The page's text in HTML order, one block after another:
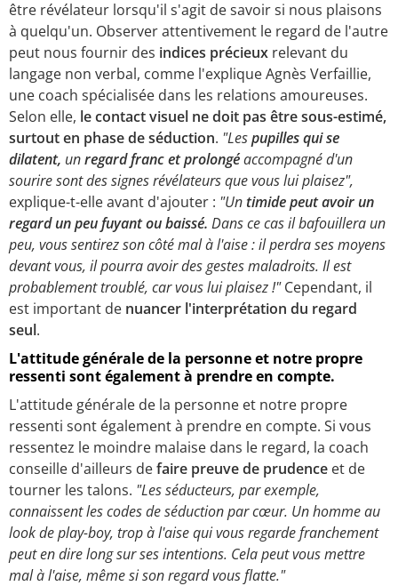
être révélateur lorsqu'il s'agit de savoir si nous plaisons
à quelqu'un. Observer attentivement le regard de l'autre
peut nous fournir des indices précieux relevant du
langage non verbal, comme l'explique Agnès Verfaillie,
une coach spécialisée dans les relations amoureuses.
Selon elle, le contact visuel ne doit pas être sous-estimé,
surtout en phase de séduction. "Lespupilles qui se
dilatent, unregard franc et prolongéaccompagné d'un
sourire sont des signes révélateurs que vous lui plaisez",
explique-t-elle avant d'ajouter : "Un timide peut avoir un
regard un peu fuyant ou baissé. Dans ce cas il bafouillera un
peu, vous sentirez son côté mal à l'aise : il perdra ses moyens
devant vous, il pourra avoir des gestes maladroits. Il est
probablement troublé, car vous lui plaisez !"Cependant, il
est important de nuancer l'interprétation du regard
seul.
L'attitude générale de la personne et notre propre
ressenti sont également à prendre en compte.
L'attitude générale de la personne et notre propre
ressenti sont également à prendre en compte. Si vous
ressentez le moindre malaise dans le regard, la coach
conseille d'ailleurs defaire preuve de prudence et de
tourner les talons. "Les séducteurs, par exemple,
connaissent les codes de séduction par cœur. Un homme au
look de play-boy, trop à l'aise qui vous regarde franchement
peut en dire long sur ses intentions. Cela peut vous mettre
mal à l'aise, même si son regard vous flatte."